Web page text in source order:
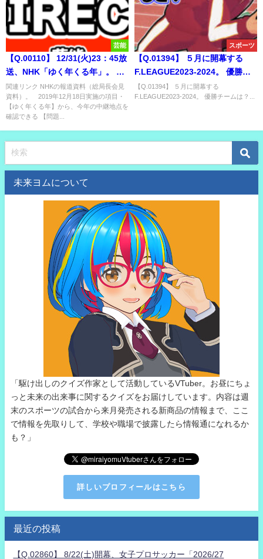
芸能
【Q.00110】 12/31(火)23：45放
送、NHK「ゆく年くる年」。 年
が変わる瞬間に放送している地
点は？
関連リンク NHKの報道資料（総局長会見
資料）。 2019年12月18日実施の項目・
【ゆく年くる年】から、今年の中継地点を
確認できる 【問題...
スポーツ
【Q.01394】 ５月に開幕する
F.LEAGUE2023-2024。 優勝チ
ームは？
【Q.01394】 ５月に開幕する
F.LEAGUE2023-2024。 優勝チームは？...
未来ヨムについて
「駆け出しのクイズ作家として活動しているVTuber。お昼にちょ
っと未来の出来事に関するクイズをお届けしています。内容は週
末のスポーツの試合から来月発売される新商品の情報まで、ここ
で情報を先取りして、学校や職場で披露したら情報通になれるか
も？」
詳しいプロフィールはこちら
最近の投稿
【Q.02860】 8/22(土)開幕、女子プロサッカー「2026/27